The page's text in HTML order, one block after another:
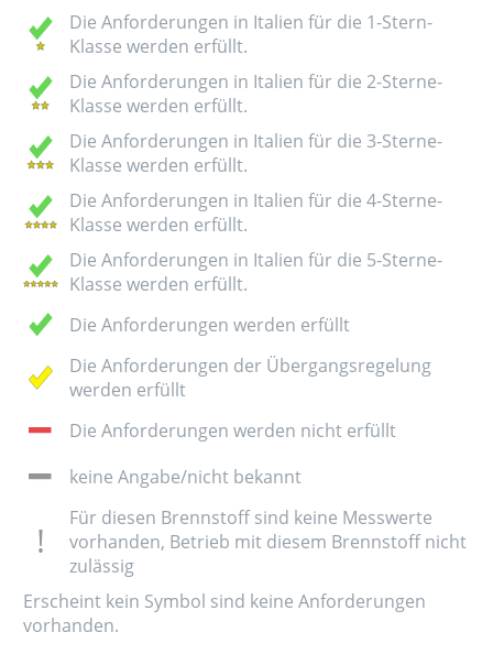
Die Anforderungen in Italien für die 1-Stern-
Klasse werden erfüllt.
Die Anforderungen in Italien für die 2-Sterne-
Klasse werden erfüllt.
Die Anforderungen in Italien für die 3-Sterne-
Klasse werden erfüllt.
Die Anforderungen in Italien für die 4-Sterne-
Klasse werden erfüllt.
Die Anforderungen in Italien für die 5-Sterne-
Klasse werden erfüllt.
Die Anforderungen werden erfüllt
Die Anforderungen der Übergangsregelung
werden erfüllt
Die Anforderungen werden nicht erfüllt
keine Angabe/nicht bekannt
Für diesen Brennstoff sind keine Messwerte
vorhanden, Betrieb mit diesem Brennstoff nicht
zulässig
Erscheint kein Symbol sind keine Anforderungen
vorhanden.